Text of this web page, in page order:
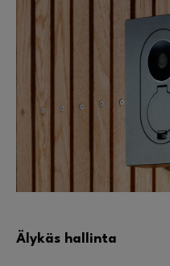
Älykäs hallinta